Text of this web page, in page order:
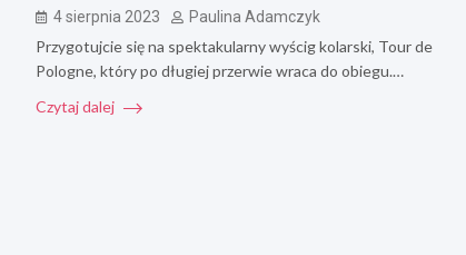
4 sierpnia 2023 Paulina Adamczyk
Przygotujcie się na spektakularny wyścig kolarski, Tour de
Pologne, który po długiej przerwie wraca do obiegu.…
Czytaj dalej